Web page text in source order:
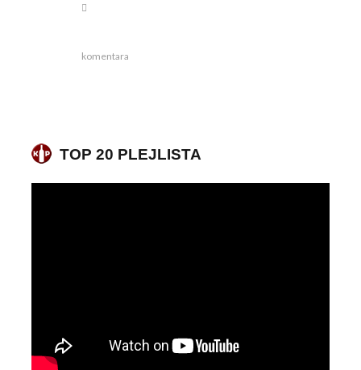
komentara
TOP 20 PLEJLISTA